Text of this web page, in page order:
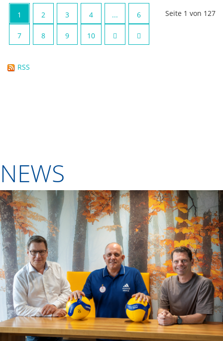
Seite 1 von 127
1 2 3 4 ... 6
7 8 9 10
RSS
NEWS